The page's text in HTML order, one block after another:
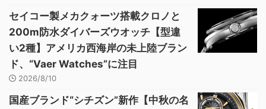
セイコー製メカクォーツ搭載クロノと
200m防水ダイバーズウオッチ【型違
い2種】アメリカ西海岸の未上陸ブラン
ド、“Vaer Watches”に注目
2026/8/10
国産ブランド“シチズン”新作【中秋の名